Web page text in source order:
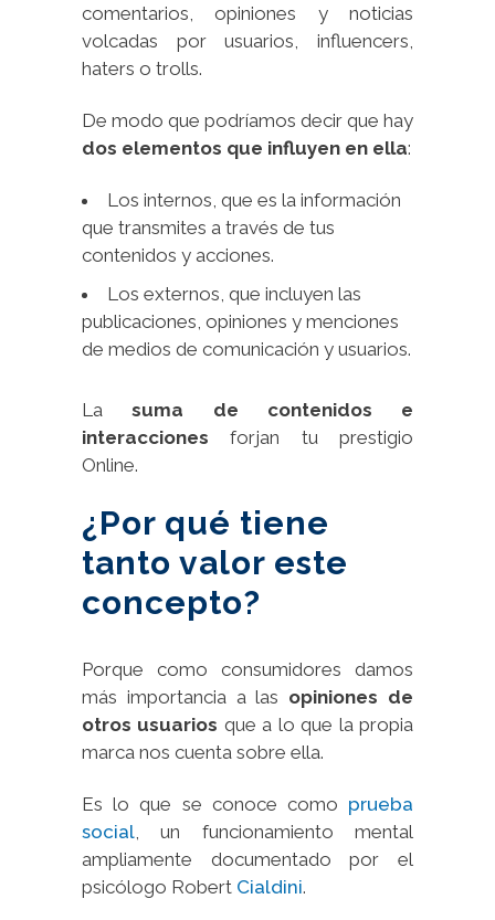
comentarios, opiniones y noticias
volcadas por usuarios, influencers,
haters o trolls.
De modo que podríamos decir que hay
dos elementos que influyen en ella:
Los internos, que es la información
que transmites a través de tus
contenidos y acciones.
Los externos, que incluyen las
publicaciones, opiniones y menciones
de medios de comunicación y usuarios.
Lasuma de contenidos e
interacciones forjan tu prestigio
Online.
¿Por qué tiene
tanto valor este
concepto?
Porque como consumidores damos
más importancia a las opiniones de
otros usuarios que a lo que la propia
marca nos cuenta sobre ella.
Es lo que se conoce como prueba
social , un funcionamiento mental
ampliamente documentado por el
psicólogo Robert Cialdini.